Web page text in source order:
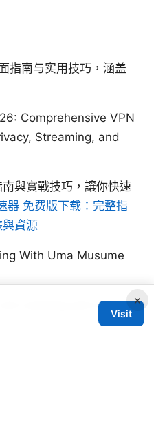
指南与实用技巧，涵盖
Comprehensive VPN
Streaming, and
與實戰技巧，讓你快速
器 免费版下载：完整指
資源
With Uma Musume
working and how to×
Visit